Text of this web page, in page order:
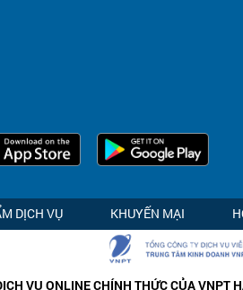
DỊCH VỤ KHUYẾN MẠI
VỤ ONLINE CHÍNH THỨC CỦA